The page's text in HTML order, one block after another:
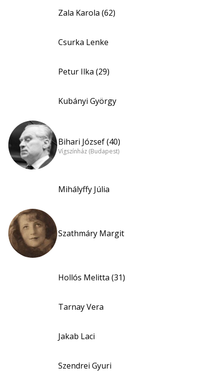
Zala Karola (62)
Csurka Lenke
Petur Ilka (29)
Kubányi György
Bihari József (40)
Vígszínház (Budapest)
Mihályffy Júlia
Szathmáry Margit
Hollós Melitta (31)
Tarnay Vera
Jakab Laci
Szendrei Gyuri